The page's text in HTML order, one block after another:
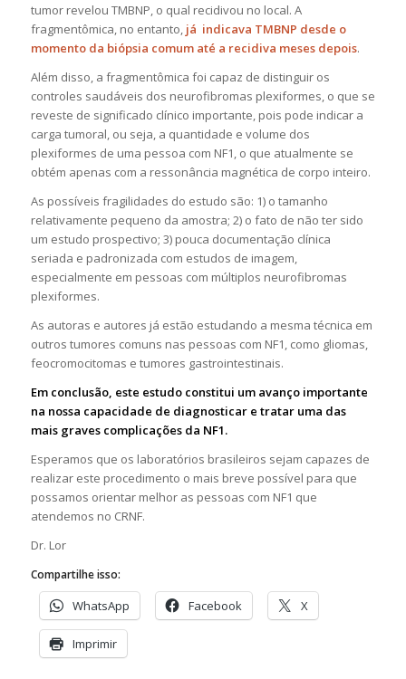
tumor revelou TMBNP, o qual recidivou no local. A
fragmentômica, no entanto, já indicava TMBNP desde o
momento da biópsia comum até a recidiva meses depois.
Além disso, a fragmentômica foi capaz de distinguir os
controles saudáveis dos neurofibromas plexiformes, o que se
reveste de significado clínico importante, pois pode indicar a
carga tumoral, ou seja, a quantidade e volume dos
plexiformes de uma pessoa com NF1, o que atualmente se
obtém apenas com a ressonância magnética de corpo inteiro.
As possíveis fragilidades do estudo são: 1) o tamanho
relativamente pequeno da amostra; 2) o fato de não ter sido
um estudo prospectivo; 3) pouca documentação clínica
seriada e padronizada com estudos de imagem,
especialmente em pessoas com múltiplos neurofibromas
plexiformes.
As autoras e autores já estão estudando a mesma técnica em
outros tumores comuns nas pessoas com NF1, como gliomas,
feocromocitomas e tumores gastrointestinais.
Em conclusão, este estudo constitui um avanço importante
na nossa capacidade de diagnosticar e tratar uma das
mais graves complicações da NF1.
Esperamos que os laboratórios brasileiros sejam capazes de
realizar este procedimento o mais breve possível para que
possamos orientar melhor as pessoas com NF1 que
atendemos no CRNF.
Dr. Lor
Compartilhe isso:
WhatsApp Facebook X
Imprimir